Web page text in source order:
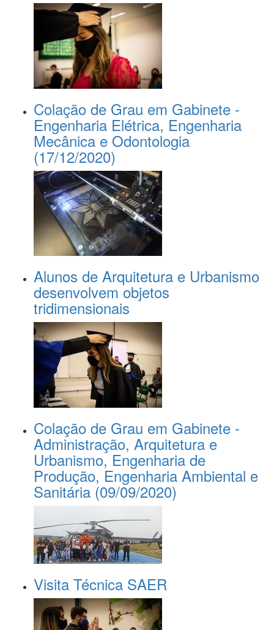
Colação de Grau em Gabinete -
Engenharia Elétrica, Engenharia
Mecânica e Odontologia
(17/12/2020)
Alunos de Arquitetura e Urbanismo
desenvolvem objetos
tridimensionais
Colação de Grau em Gabinete -
Administração, Arquitetura e
Urbanismo, Engenharia de
Produção, Engenharia Ambiental e
Sanitária (09/09/2020)
Visita Técnica SAER